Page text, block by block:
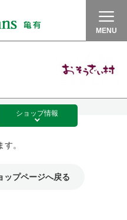
MENU
ショップ情報
。
ップページへ戻る